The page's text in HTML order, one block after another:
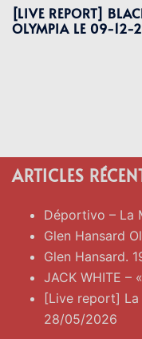
[LIVE REPORT]
OLYMPIA LE 09-12-
ARTICLES
Déportivo – La
Glen Hansard
Glen Hansard.
JACK WHITE –
[Live report] La
28/05/2026